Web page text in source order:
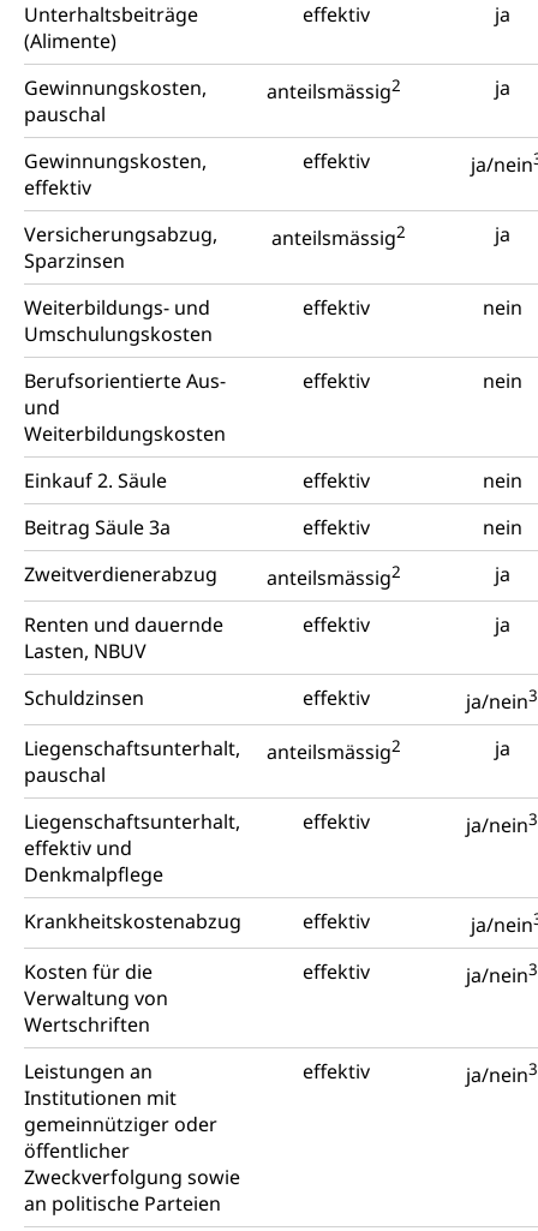
Unterhaltsbeiträge
(Alimente)
effektiv ja
Gewinnungskosten,
pauschal
anteilsmässig2 ja
Gewinnungskosten,
effektiv
effektiv ja/nein
Versicherungsabzug,
Sparzinsen
anteilsmässig2 ja
Weiterbildungs- und
Umschulungskosten
effektiv nein
Berufsorientierte Aus-
und
Weiterbildungskosten
effektiv nein
Einkauf 2. Säule effektiv
nein
Beitrag Säule 3a
effektiv
nein
Zweitverdienerabzug
anteilsmässig2
ja
Renten und dauernde
Lasten, NBUV
effektiv ja
Schuldzinsen effektiv ja/nein3
Liegenschaftsunterhalt,
pauschal
anteilsmässig2 ja
Liegenschaftsunterhalt,
effektiv und
Denkmalpflege
effektiv ja/nein3
Krankheitskostenabzug effektiv ja/nein
Kosten für die
Verwaltung von
Wertschriften
effektiv ja/nein3
Leistungen an
Institutionen mit
gemeinnütziger oder
öffentlicher
Zweckverfolgung sowie
an politische Parteien
effektiv ja/nein3